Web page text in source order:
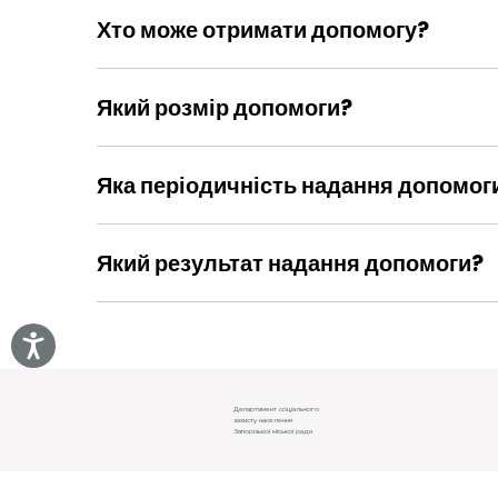
Хто може отримати допомогу?
Запоріжжі
Який розмір допомоги?
Яка періодичність надання
Який результат надання допомоги?
Департамент соціального
захисту населення
Запорізької міської ради